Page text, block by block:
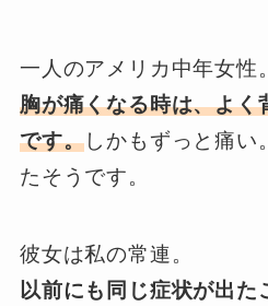
一人のアメリカ中年女性
胸が痛くなる時は、よく
です。しかもずっと痛い
たそうです。
彼女は私の常連。
以前にも同じ症状が出た